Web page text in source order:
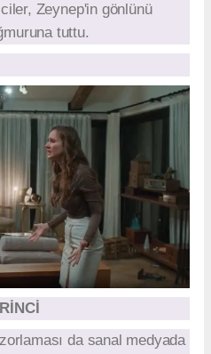
Zeynep'in gönlünü
tuttu.
da sanal medyada